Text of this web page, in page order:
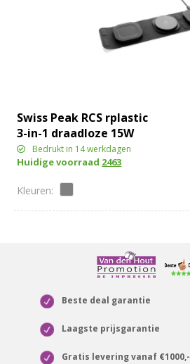
Swiss Peak RCS rplastic
3-in-1 draadloze 15W
reislader.
Bedrukt in 14 werkdagen
Huidige voorraad 2463
Beste deal garantie
Laagste prijsgarantie
Gratis levering vanaf €1000,-